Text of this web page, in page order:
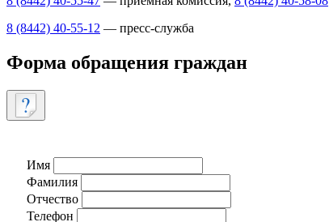
8 (8442) 40-55-12 — пресс-служба
Форма обращения граждан
Имя
Фамилия
Отчество
Телефон